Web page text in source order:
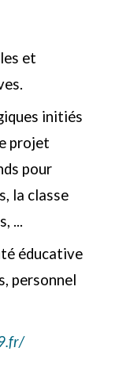
et
initiés
projet
pour
la classe
...
éducative
personnel